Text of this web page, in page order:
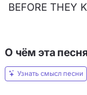
BEFORE THEY
О чём эта песня
Узнать смысл песни